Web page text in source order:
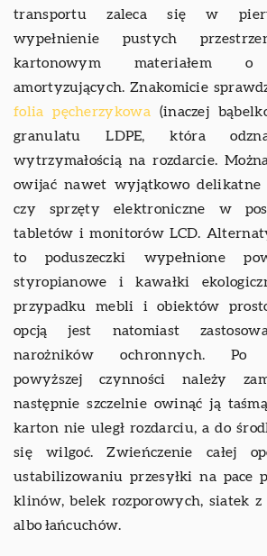
transportu zaleca się w
wypełnienie pustych
kartonowym materiałem o
amortyzujących. Znakomicie
folia pęcherzykowa (inaczej
granulatu LDPE, która
wytrzymałością na rozdarcie.
owijać nawet wyjątkowo delikatne
czy sprzęty elektroniczne w
tabletów i monitorów LCD.
to poduszeczki wypełnione
styropianowe i kawałki
przypadku mebli i obiektów
opcją jest natomiast
narożników ochronnych. Po
powyższej czynności należy
następnie szczelnie owinąć ją
karton nie uległ rozdarciu, a do
się wilgoć. Zwieńczenie całej
ustabilizowaniu przesyłki na pace
klinów, belek rozporowych, siatek z
albo łańcuchów.